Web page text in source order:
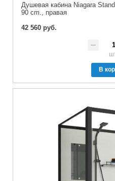
Душевая кабина Niagara
90 cm., правая
42 560 руб.
В